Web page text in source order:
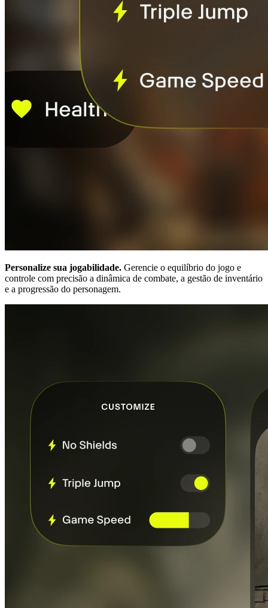
Personalize sua jogabilidade. Gerencie o equilíbrio do jogo e
controle com precisão a dinâmica de combate, a gestão de inventário
e a progressão do personagem.